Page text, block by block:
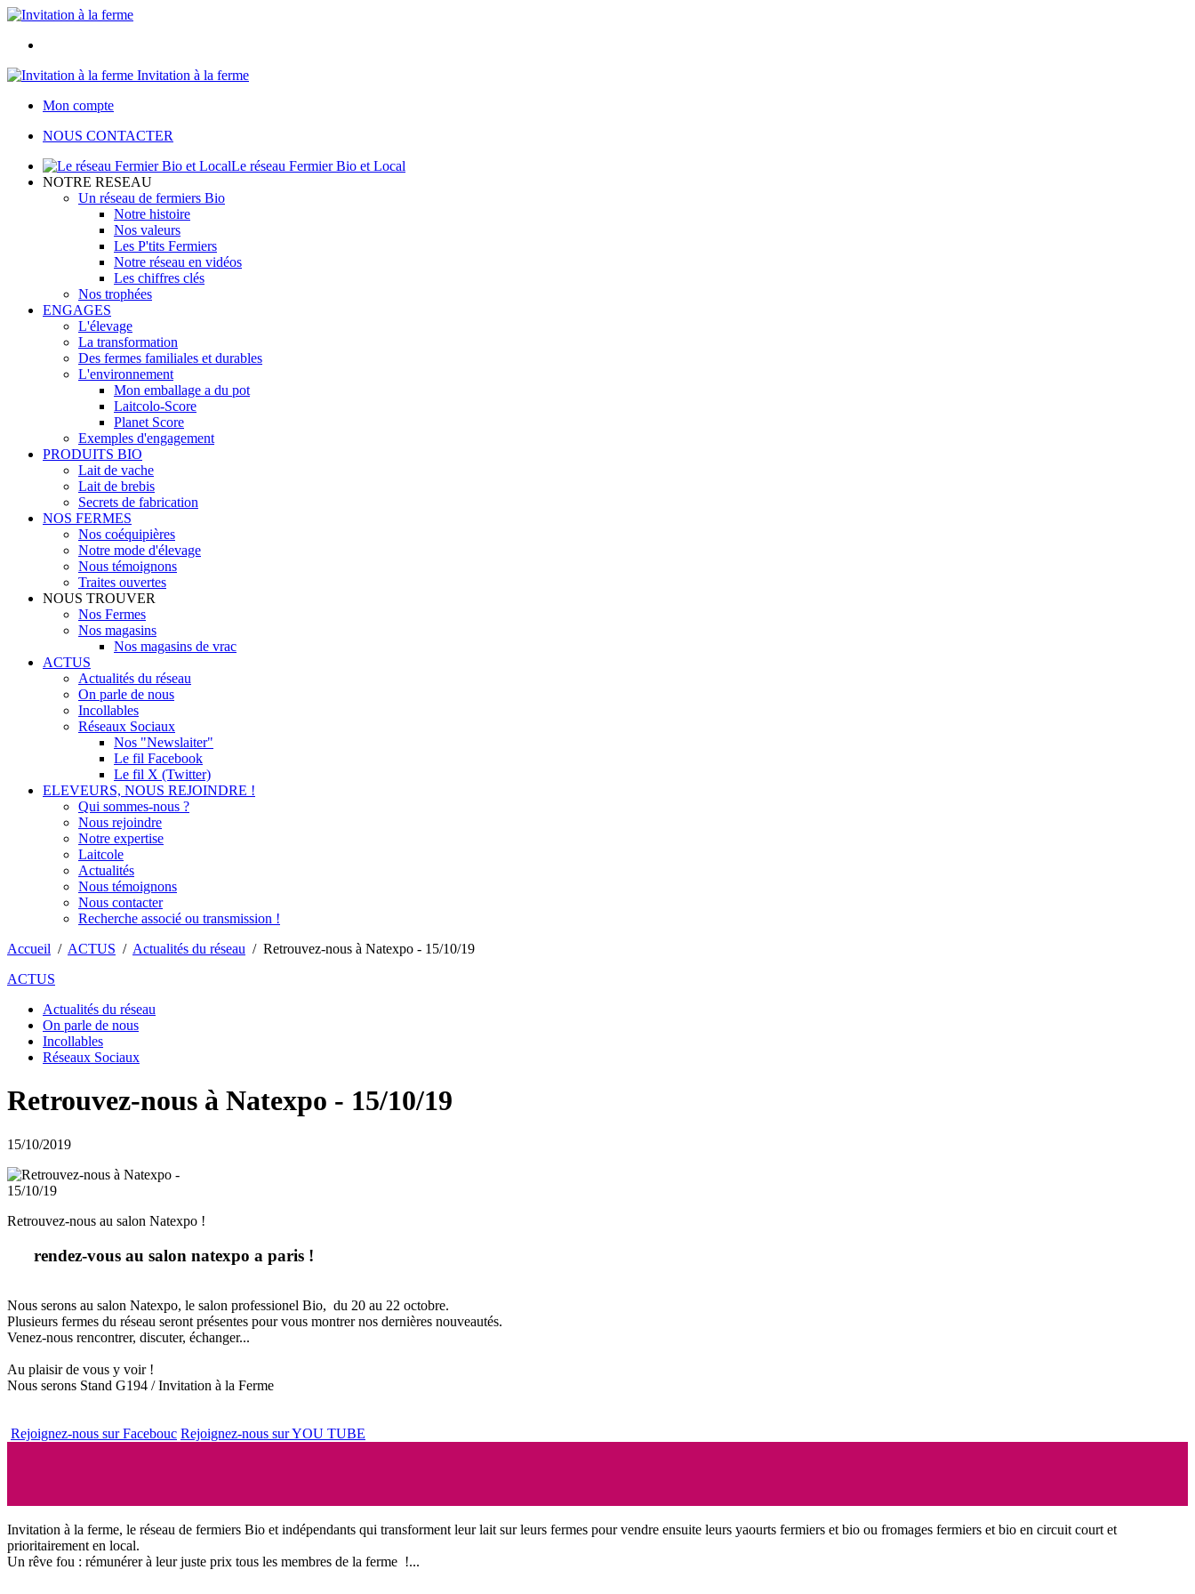
Invitation à la ferme
Mon compte
NOUS CONTACTER
Le réseau Fermier Bio et Local
NOTRE RESEAU
Un réseau de fermiers Bio
Notre histoire
Nos valeurs
Les P'tits Fermiers
Notre réseau en vidéos
Les chiffres clés
Nos trophées
ENGAGES
L'élevage
La transformation
Des fermes familiales et durables
L'environnement
Mon emballage a du pot
Laitcolo-Score
Planet Score
Exemples d'engagement
PRODUITS BIO
Lait de vache
Lait de brebis
Secrets de fabrication
NOS FERMES
Nos coéquipières
Notre mode d'élevage
Nous témoignons
Traites ouvertes
NOUS TROUVER
Nos Fermes
Nos magasins
Nos magasins de vrac
ACTUS
Actualités du réseau
On parle de nous
Incollables
Réseaux Sociaux
Nos "Newslaiter"
Le fil Facebook
Le fil X (Twitter)
ELEVEURS, NOUS REJOINDRE !
Qui sommes-nous ?
Nous rejoindre
Notre expertise
Laitcole
Actualités
Nous témoignons
Nous contacter
Recherche associé ou transmission !
Accueil / ACTUS / Actualités du réseau / Retrouvez-nous à Natexpo - 15/10/19
ACTUS
Actualités du réseau
On parle de nous
Incollables
Réseaux Sociaux
Retrouvez-nous à Natexpo - 15/10/19
15/10/2019
Retrouvez-nous au salon Natexpo !
rendez-vous au salon natexpo a paris !
Nous serons au salon Natexpo, le salon professionel Bio, du 20 au 22 octobre.
Plusieurs fermes du réseau seront présentes pour vous montrer nos dernières nouveautés.
Venez-nous rencontrer, discuter, échanger...
Au plaisir de vous y voir !
Nous serons Stand G194 / Invitation à la Ferme
Rejoignez-nous sur Facebouc Rejoignez-nous sur YOU TUBE
Invitation à la ferme, le réseau de fermiers Bio et indépendants qui transforment leur lait sur leurs fermes pour vendre ensuite leurs yaourts fermiers et bio ou fromages fermiers et bio en circuit court et
prioritairement en local.
Un rêve fou : rémunérer à leur juste prix tous les membres de la ferme !...